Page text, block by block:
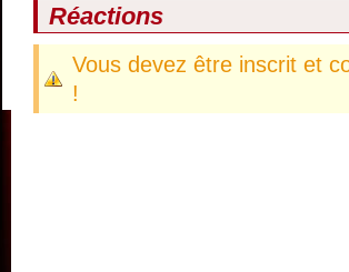
Réactions
Vous devez être inscrit et
!